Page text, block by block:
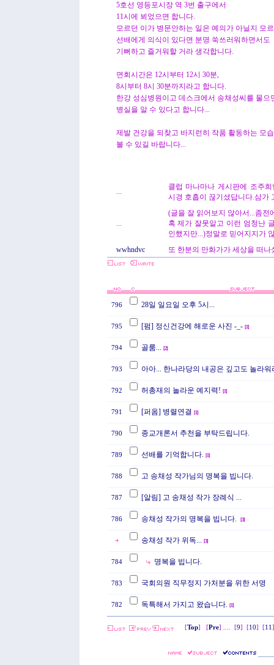
5호선 영등포시장 역 3번 출구에서
11시에 뵈었으면 합니다.
모르던 이가 병문안하는 일은 예의가 아닐지 모
선배에게 의식이 있다면 분명 쑥쓰러워하면서도
기뻐하고 즐거워할 거라 생각합니다.
면회시간은 12시부터 12시 30분,
8시부터 8시 30분까지라고 합니다.
한강 성심병원이고 데스크에서 송채성씨를 물으
병실을 알 수 있다고 합니다...
제발 건강을 되찾고 바지런히 작품 활동하는 모
볼 수 있길 바랍니다...
...
클럽 마나마나 게시판에 조주
시경 호흡이 끊기셨답니다.삼가
...
(글을 잘 읽어보지 않아서...좀전
혹 제가 잘못알고 이런 엄청난
인했지만...)정말로 믿어지지가
wwhndvc
또 한분의 만화가가 세상을 떠
796 28일 일요일 오후 5시...
795 [펌] 정신건강에 해로운 사진 -_- [1]
794 골룸... [2]
793 아아... 한나라당의 내공은 깊고도 놀라워
792 허총재의 놀라운 예지력! [1]
791 [퍼옴] 병렬연결 [1]
790 종교개론서 추천을 부탁드립니다.
789 선배를 기억합니다. [1]
788 고 송채성 작가님의 명복을 빕니다.
787 [알림] 고 송채성 작가 장례식 ...
786 송채성 작가의 명복을 빕니다. [3]
송채성 작가 위독... [3]
784 명복을 빕니다.
783 국회의원 직무정지 가처분을 위한 서명
782 독특해서 가지고 왔습니다. [1]
[Top] [Pre] .... [9] [10] [11